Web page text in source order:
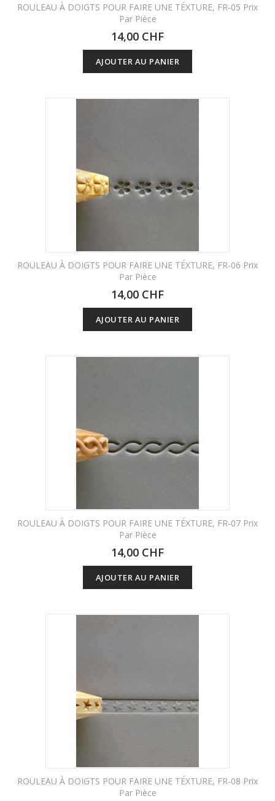
ROULEAU À DOIGTS POUR FAIRE UNE TÉXTURE, FR-05 Prix
Par Pièce
14,00 CHF
AJOUTER AU PANIER
ROULEAU À DOIGTS POUR FAIRE UNE TÉXTURE, FR-06 Prix
Par Pièce
14,00 CHF
AJOUTER AU PANIER
ROULEAU À DOIGTS POUR FAIRE UNE TÉXTURE, FR-07 Prix
Par Pièce
14,00 CHF
AJOUTER AU PANIER
ROULEAU À DOIGTS POUR FAIRE UNE TÉXTURE, FR-08 Prix
Par Pièce